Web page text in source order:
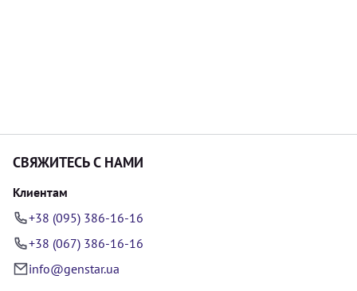
СВЯЖИТЕСЬ С НАМИ
Клиентам
+38 (095) 386-16-16
+38 (067) 386-16-16
info@genstar.ua